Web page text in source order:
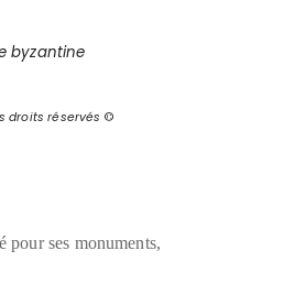
byzantine
droits réservés ©
pour ses monuments,